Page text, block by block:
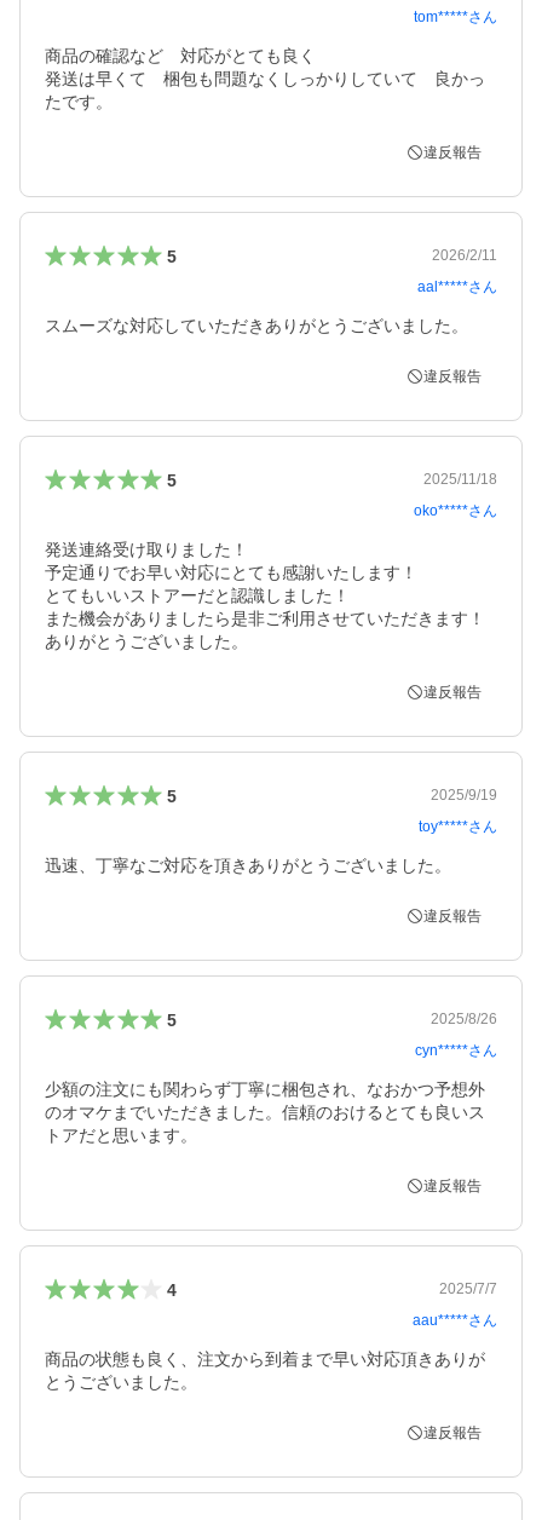
tom*****さん
商品の確認など　対応がとても良く
発送は早くて　梱包も問題なくしっかりしていて　良かっ
たです。
違反報告
5
2026/2/11
aal*****さん
スムーズな対応していただきありがとうございました。
違反報告
5
2025/11/18
oko*****さん
発送連絡受け取りました！
予定通りでお早い対応にとても感謝いたします！
とてもいいストアーだと認識しました！
また機会がありましたら是非ご利用させていただきます！
ありがとうございました。
違反報告
5
2025/9/19
toy*****さん
迅速、丁寧なご対応を頂きありがとうございました。
違反報告
5
2025/8/26
cyn*****さん
少額の注文にも関わらず丁寧に梱包され、なおかつ予想外
のオマケまでいただきました。信頼のおけるとても良いス
トアだと思います。
違反報告
4
2025/7/7
aau*****さん
商品の状態も良く、注文から到着まで早い対応頂きありが
とうございました。
違反報告